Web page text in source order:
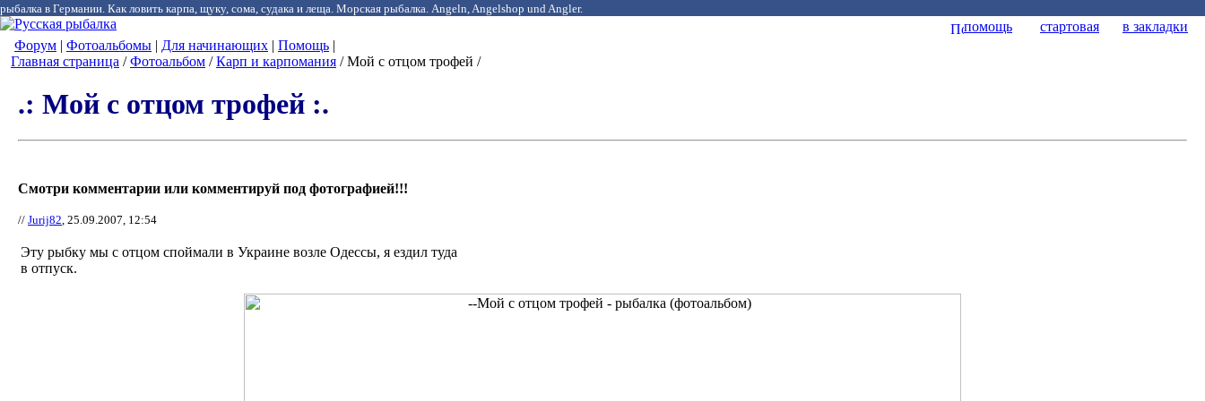
рыбалка в Германии. Как ловить карпа, щуку, сома, судака и леща. Морская рыбалка. Angeln, Angelshop und Angler.
помощь стартовая
в закладки
Форум | Фотоальбомы | Для начинающих | Помощь |
Главная страница /Фотоальбом /Карп и карпомания / Мой с отцом трофей /
.: Мой с отцом трофей :.
Смотри комментарии или комментируй под фотографией!!!
// Jurij82, 25.09.2007, 12:54
Эту рыбку мы с отцом споймали в Украине возле Одессы, я ездил туда
в отпуск.